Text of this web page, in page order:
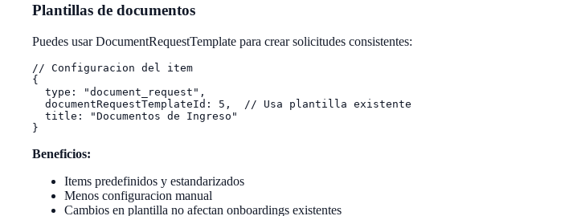
Plantillas de documentos
Puedes usar DocumentRequestTemplate para crear solicitudes consistentes:
// Configuracion del item
{
  type: "document_request",
  documentRequestTemplateId: 5,  // Usa plantilla existente
  title: "Documentos de Ingreso"
Beneficios:
Items predefinidos y estandarizados
Menos configuracion manual
Cambios en plantilla no afectan onboardings existentes